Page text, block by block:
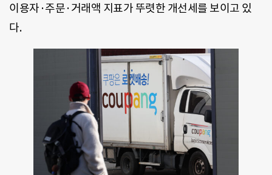
이용자·주문·거래액 지표가 뚜렷한 개선세를 보이고 있
다.